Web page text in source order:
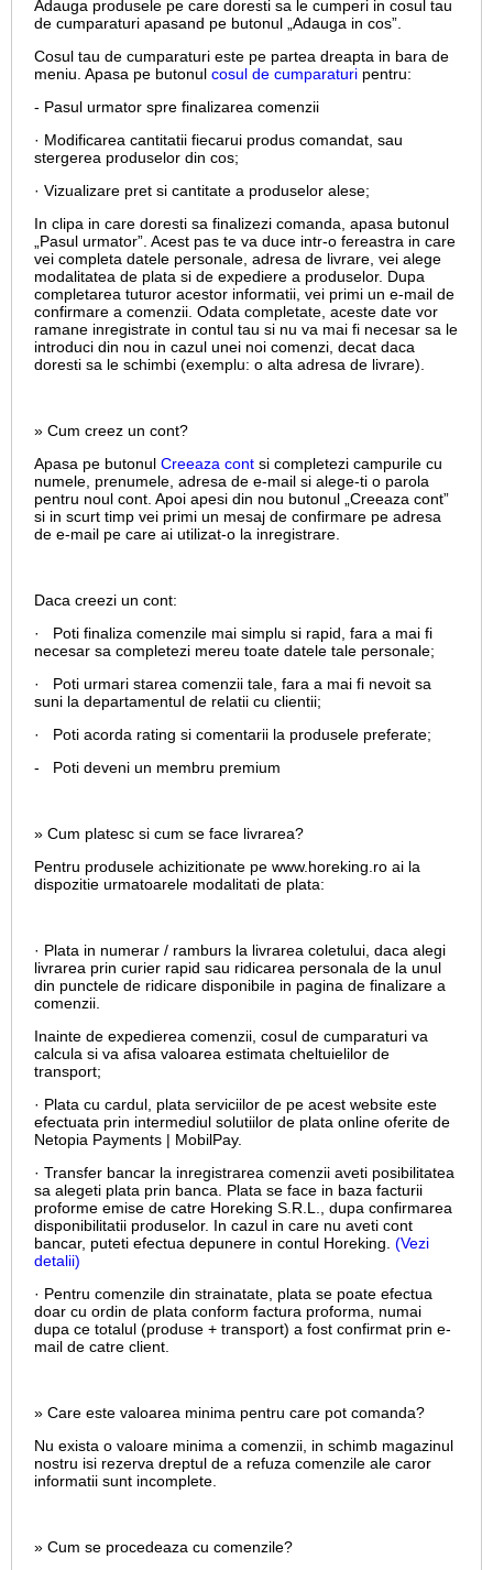
Adauga produsele pe care doresti sa le cumperi in cosul tau
de cumparaturi apasand pe butonul „Adauga in cos”.
Cosul tau de cumparaturi este pe partea dreapta in bara de
meniu. Apasa pe butonul cosul de cumparaturi pentru:
- Pasul urmator spre finalizarea comenzii
· Modificarea cantitatii fiecarui produs comandat, sau
stergerea produselor din cos;
· Vizualizare pret si cantitate a produselor alese;
In clipa in care doresti sa finalizezi comanda, apasa butonul
„Pasul urmator”. Acest pas te va duce intr-o fereastra in care
vei completa datele personale, adresa de livrare, vei alege
modalitatea de plata si de expediere a produselor. Dupa
completarea tuturor acestor informatii, vei primi un e-mail de
confirmare a comenzii. Odata completate, aceste date vor
ramane inregistrate in contul tau si nu va mai fi necesar sa le
introduci din nou in cazul unei noi comenzi, decat daca
doresti sa le schimbi (exemplu: o alta adresa de livrare).
» Cum creez un cont?
Apasa pe butonul Creeaza cont si completezi campurile cu
numele, prenumele, adresa de e-mail si alege-ti o parola
pentru noul cont. Apoi apesi din nou butonul „Creeaza cont”
si in scurt timp vei primi un mesaj de confirmare pe adresa
de e-mail pe care ai utilizat-o la inregistrare.
Daca creezi un cont:
· Poti finaliza comenzile mai simplu si rapid, fara a mai fi
necesar sa completezi mereu toate datele tale personale;
· Poti urmari starea comenzii tale, fara a mai fi nevoit sa
suni la departamentul de relatii cu clientii;
· Poti acorda rating si comentarii la produsele preferate;
- Poti deveni un membru premium
» Cum platesc si cum se face livrarea?
Pentru produsele achizitionate pe www.horeking.ro ai la
dispozitie urmatoarele modalitati de plata:
· Plata in numerar / ramburs la livrarea coletului, daca alegi
livrarea prin curier rapid sau ridicarea personala de la unul
din punctele de ridicare disponibile in pagina de finalizare a
comenzii.
Inainte de expedierea comenzii, cosul de cumparaturi va
calcula si va afisa valoarea estimata cheltuielilor de
transport;
· Plata cu cardul, plata serviciilor de pe acest website este
efectuata prin intermediul solutiilor de plata online oferite de
Netopia Payments | MobilPay.
· Transfer bancar la inregistrarea comenzii aveti posibilitatea
sa alegeti plata prin banca. Plata se face in baza facturii
proforme emise de catre Horeking S.R.L., dupa confirmarea
disponibilitatii produselor. In cazul in care nu aveti cont
bancar, puteti efectua depunere in contul Horeking. (Vezi
detalii)
· Pentru comenzile din strainatate, plata se poate efectua
doar cu ordin de plata conform factura proforma, numai
dupa ce totalul (produse + transport) a fost confirmat prin e-
mail de catre client.
» Care este valoarea minima pentru care pot comanda?
Nu exista o valoare minima a comenzii, in schimb magazinul
nostru isi rezerva dreptul de a refuza comenzile ale caror
informatii sunt incomplete.
» Cum se procedeaza cu comenzile?